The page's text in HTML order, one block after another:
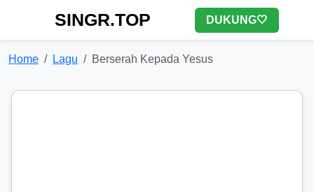
SINGR.TOP DUKUNG🤍
Home Lagu Berserah Kepada Yesus